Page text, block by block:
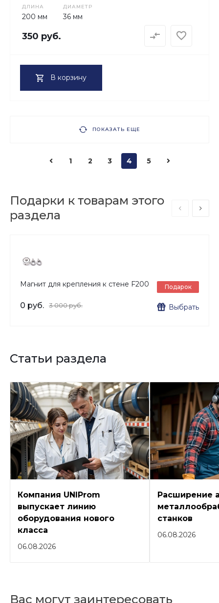
ДЛИНА
200 мм
ДИАМЕТР
36 мм
350 руб.
В корзину
ПОКАЗАТЬ ЕЩЕ
1 2 3 4 5
Подарки к товарам этого
раздела
Магнит для крепления к стене F200
0 руб. 3 000 руб.
Подарок
Выбрать
Статьи раздела
Компания UNIProm
выпускает линию
оборудования нового
класса
06.08.2026
Расширение
станков
06.08.2026
Вас могут заинтересовать